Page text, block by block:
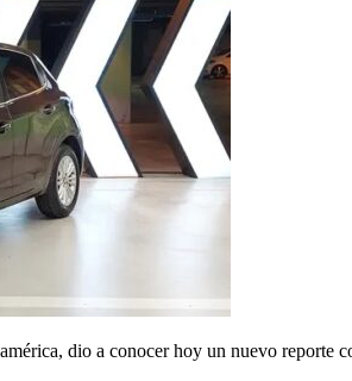
dio a conocer hoy un nuevo reporte